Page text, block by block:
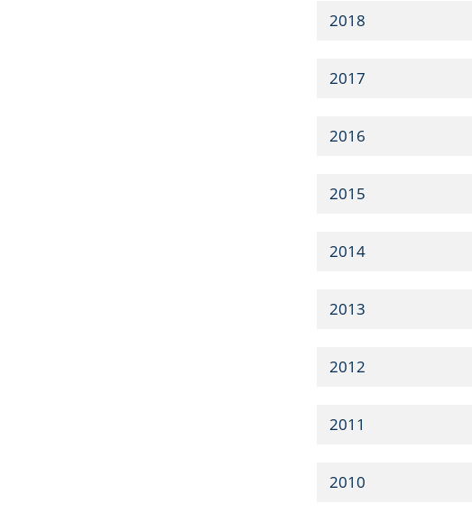
2018
2017
2016
2015
2014
2013
2012
2011
2010